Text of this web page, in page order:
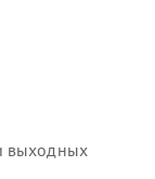
выходных